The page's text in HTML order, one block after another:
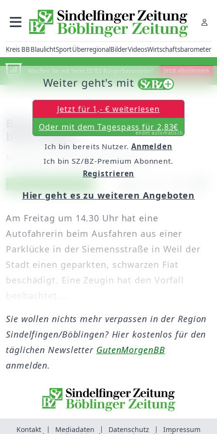
Kreis BBBlaulichtSportÜberregionalBilderVideosWirtschaftsbarometer
Machen Sie mit beim SZ/BZ-Bürgerbarometer! Jetzt abstimmen
Beim Ausparken ein Auto
beschädigt
Montag, 27. August 2007, 00:00 Uhr
Am Freitag um 14.30 Uhr hat eine
Autofahrerin beim Ausfahren aus einer
Parklücke in der Siemensstraße in Weil der
Stadt einen geparkten, schwarzen Fiat
beschädigt. Eine Zeugin hat den Vorfall
beobachtet ...
Weiter geht's mit
Jetzt für 1,- € weiterlesen
Oder mit dem Tagespass für 2,83€
endet automatisch
Ich bin bereits Nutzer. Anmelden
Ich bin SZ/BZ-Premium Abonnent.
Registrieren
Hier geht es zu weiteren Angeboten
Sie wollen nichts mehr verpassen in der Region
Sindelfingen/Böblingen? Hier kostenlos für den
täglichen Newsletter GutenMorgenBB
anmelden.
Kontakt Mediadaten Datenschutz Impressum